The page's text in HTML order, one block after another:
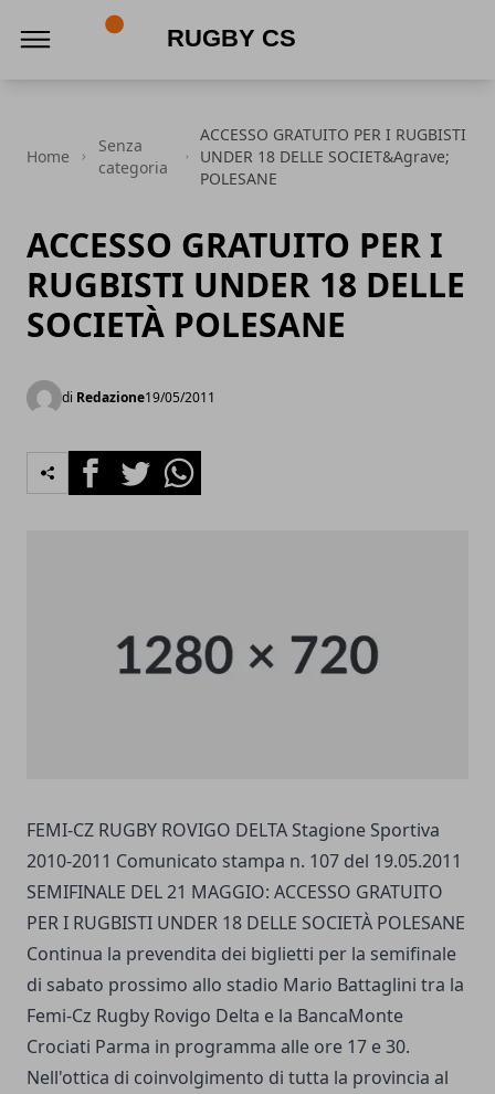
Home
Senza
categoria
ACCESSO GRATUITO PER I RUGBISTI
UNDER 18 DELLE SOCIET&Agrave;
POLESANE
ACCESSO GRATUITO PER I
RUGBISTI UNDER 18 DELLE
SOCIETÀ POLESANE
di Redazione19/05/2011
FacebookTwitterWhatsapp
FEMI-CZ RUGBY ROVIGO DELTA Stagione Sportiva
2010-2011 Comunicato stampa n. 107 del 19.05.2011
SEMIFINALE DEL 21 MAGGIO: ACCESSO GRATUITO
PER I RUGBISTI UNDER 18 DELLE SOCIETÀ POLESANE
Continua la prevendita dei biglietti per la semifinale
di sabato prossimo allo stadio Mario Battaglini tra la
Femi-Cz Rugby Rovigo Delta e la BancaMonte
Crociati Parma in programma alle ore 17 e 30.
Nell'ottica di coinvolgimento di tutta la provincia al